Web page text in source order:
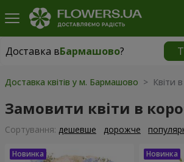
Доставка вБармашово?
Доставка вБармашово|
Доставка квітів у м. Бармашово > Квіти
Замовити квіти в
Сортування: дешевше дорожче